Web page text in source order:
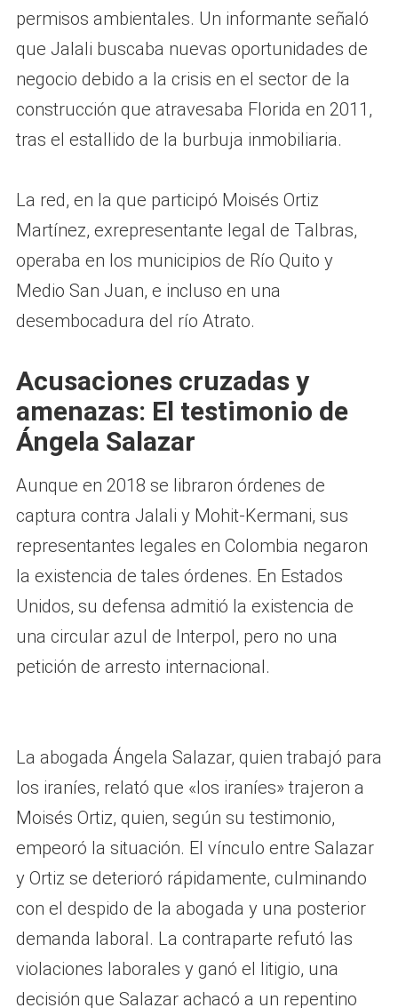
permisos ambientales. Un informante señaló
que Jalali buscaba nuevas oportunidades de
negocio debido a la crisis en el sector de la
construcción que atravesaba Florida en 2011,
tras el estallido de la burbuja inmobiliaria.
La red, en la que participó Moisés Ortiz
Martínez, exrepresentante legal de Talbras,
operaba en los municipios de Río Quito y
Medio San Juan, e incluso en una
desembocadura del río Atrato.
Acusaciones cruzadas y
amenazas: El testimonio de
Ángela Salazar
Aunque en 2018 se libraron órdenes de
captura contra Jalali y Mohit-Kermani, sus
representantes legales en Colombia negaron
la existencia de tales órdenes. En Estados
Unidos, su defensa admitió la existencia de
una circular azul de Interpol, pero no una
petición de arresto internacional.
La abogada Ángela Salazar, quien trabajó para
los iraníes, relató que «los iraníes» trajeron a
Moisés Ortiz, quien, según su testimonio,
empeoró la situación. El vínculo entre Salazar
y Ortiz se deterioró rápidamente, culminando
con el despido de la abogada y una posterior
demanda laboral. La contraparte refutó las
violaciones laborales y ganó el litigio, una
decisión que Salazar achacó a un repentino